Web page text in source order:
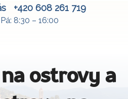
+420 608 261 719
8:30 – 16:00
ostrovy a